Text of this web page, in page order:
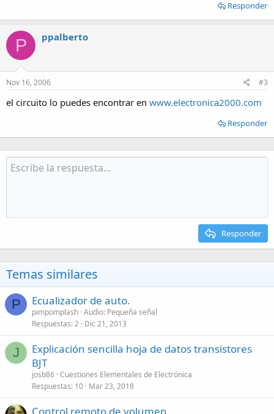
Responder
P ppalberto
Nov 16, 2006 #3
el circuito lo puedes encontrar en www.electronica2000.com
Responder
Responder
Temas similares
P Ecualizador de auto.
pimpomplash Audio: Pequeña señal
Respuestas 2 Dic 21, 2013
J
Explicación sencilla hoja de datos transistores
BJT
josb86 Cuestiones Elementales de Electrónica
Respuestas 10 Mar 23, 2018
Control remoto de volumen